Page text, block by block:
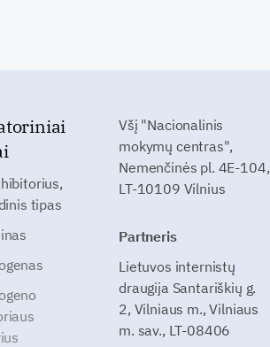
tipas
Všį "Nacionalinis
mokymų centras",
Nemenčinės pl. 4E-104,
LT-10109 Vilnius
Partneris
Lietuvos internistų
draugija Santariškių g.
2, Vilniaus m., Vilniaus
m. sav., LT-08406